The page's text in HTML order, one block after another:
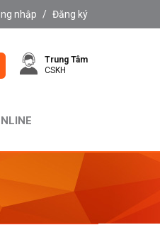
nhập / Đăng ký
Trung Tâm
CSKH